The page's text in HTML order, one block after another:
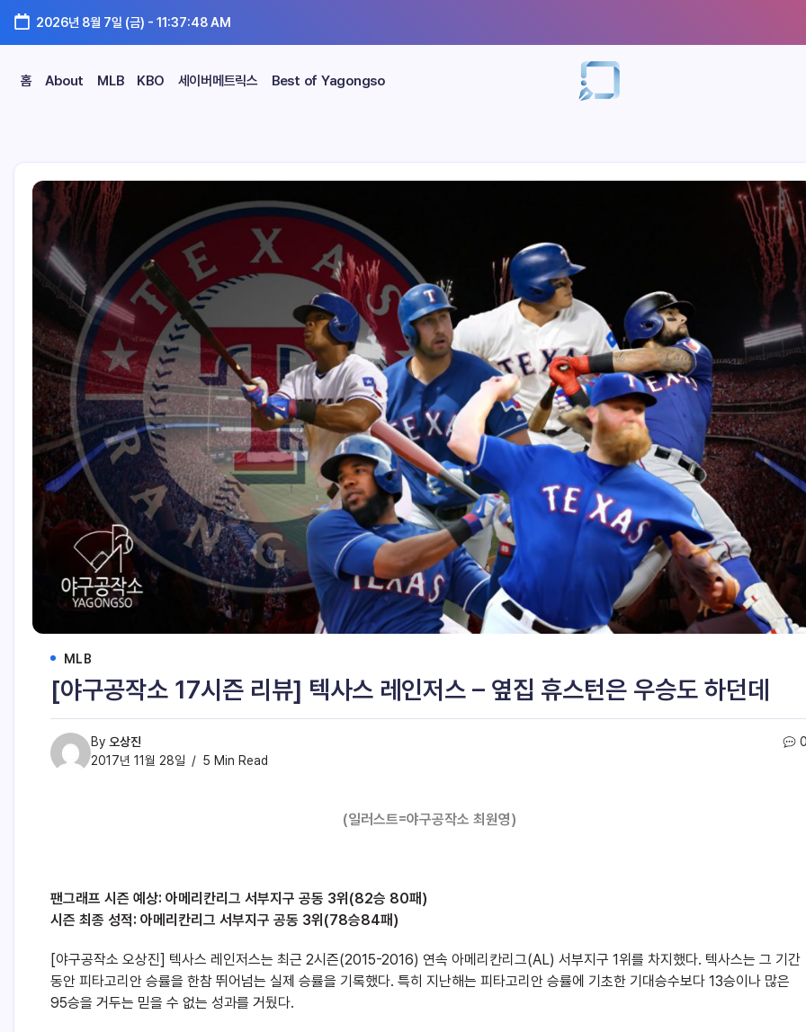
2026년 8월 7일 (금) - 11:37:49 AM
홈 About MLB KBO 세이버메트릭스 Best of Yagongso
MLB
[야구공작소 17시즌 리뷰] 텍사스 레인저스 – 옆집 휴스턴은 우승도 하던데
By 오상진
2017년 11월 28일
5 Min Read
(일러스트=야구공작소 최원영)
팬그래프 시즌 예상: 아메리칸리그 서부지구 공동 3위(82승 80패)
시즌 최종 성적: 아메리칸리그 서부지구 공동 3위(78승84패)
[야구공작소 오상진] 텍사스 레인저스는 최근 2시즌(2015-2016) 연속 아메리칸리그(AL) 서부지구 1위를 차지했다. 텍사스는 그 기간
동안 피타고리안 승률을 한참 뛰어넘는 실제 승률을 기록했다. 특히 지난해는 피타고리안 승률에 기초한 기대승수보다 13승이나 많은
95승을 거두는 믿을 수 없는 성과를 거뒀다.